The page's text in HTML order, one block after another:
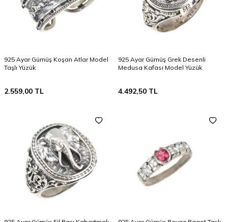
925 Ayar Gümüş Koşan Atlar Model
Taşlı Yüzük
2.559,00 TL
925 Ayar Gümüş Grek Desenli
Medusa Kafası Model Yüzük
4.492,50 TL